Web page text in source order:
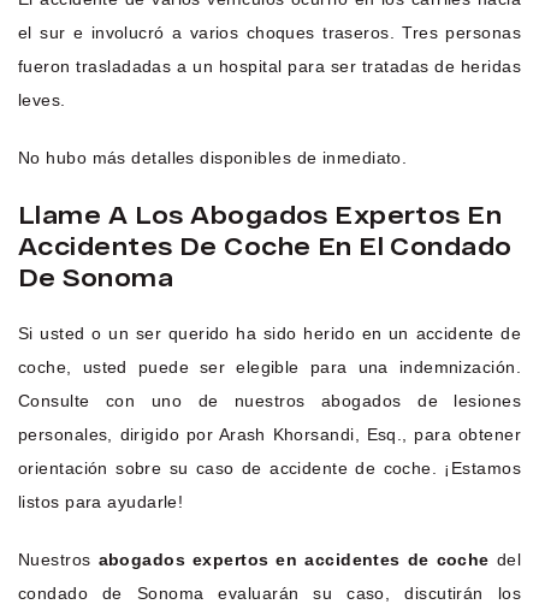
el sur e involucró a varios choques traseros. Tres personas
fueron trasladadas a un hospital para ser tratadas de heridas
leves.
No hubo más detalles disponibles de inmediato.
Llame A Los Abogados Expertos En
Accidentes De Coche En El Condado
De Sonoma
Si usted o un ser querido ha sido herido en un accidente de
coche, usted puede ser elegible para una indemnización.
Consulte con uno de nuestros abogados de lesiones
personales, dirigido por Arash Khorsandi, Esq., para obtener
orientación sobre su caso de accidente de coche. ¡Estamos
listos para ayudarle!
Nuestros abogados expertos en accidentes de coche del
condado de Sonoma evaluarán su caso, discutirán los